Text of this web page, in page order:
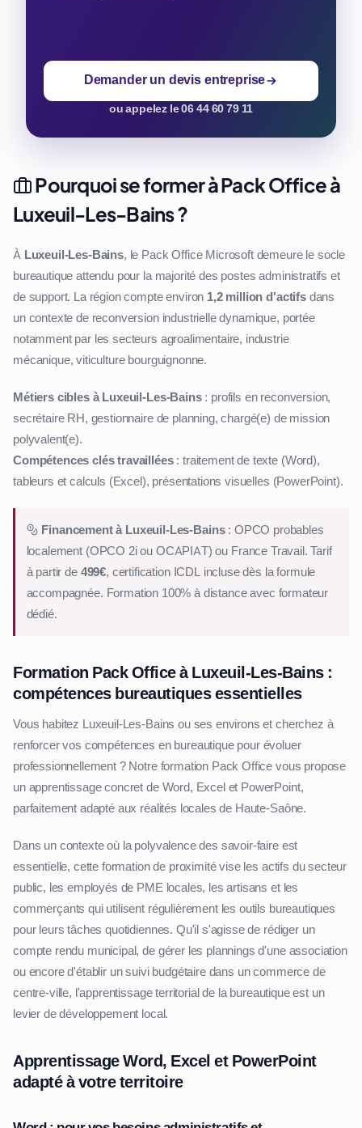
Demander un devis entreprise
ou appelez le 06 44 60 79 11
Pourquoi se former à Pack Office à
Luxeuil-Les-Bains ?
À Luxeuil-Les-Bains, le Pack Office Microsoft demeure le socle
bureautique attendu pour la majorité des postes administratifs et
de support. La région compte environ 1,2 million d'actifsdans
un contexte de reconversion industrielle dynamique, portée
notamment par les secteurs agroalimentaire, industrie
mécanique, viticulture bourguignonne.
Métiers cibles à Luxeuil-Les-Bains: profils en reconversion,
secrétaire RH, gestionnaire de planning, chargé(e) de mission
polyvalent(e).
Compétences clés travaillées: traitement de texte (Word),
tableurs et calculs (Excel), présentations visuelles (PowerPoint).
Financement à Luxeuil-Les-Bains: OPCO probables
localement (OPCO 2i ou OCAPIAT) ou France Travail. Tarif
à partir de 499€, certification ICDL incluse dès la formule
accompagnée. Formation 100% à distance avec formateur
dédié.
Formation Pack Office à Luxeuil-Les-Bains :
compétences bureautiques essentielles
Vous habitez Luxeuil-Les-Bains ou ses environs et cherchez à
renforcer vos compétences en bureautique pour évoluer
professionnellement ? Notre formation Pack Office vous propose
un apprentissage concret de Word, Excel et PowerPoint,
parfaitement adapté aux réalités locales de Haute-Saône.
Dans un contexte où la polyvalence des savoir-faire est
essentielle, cette formation de proximité vise les actifs du secteur
public, les employés de PME locales, les artisans et les
commerçants qui utilisent régulièrement les outils bureautiques
pour leurs tâches quotidiennes. Qu'il s'agisse de rédiger un
compte rendu municipal, de gérer les plannings d'une association
ou encore d'établir un suivi budgétaire dans un commerce de
centre-ville, l'apprentissage territorial de la bureautique est un
levier de développement local.
Apprentissage Word, Excel et PowerPoint
adapté à votre territoire